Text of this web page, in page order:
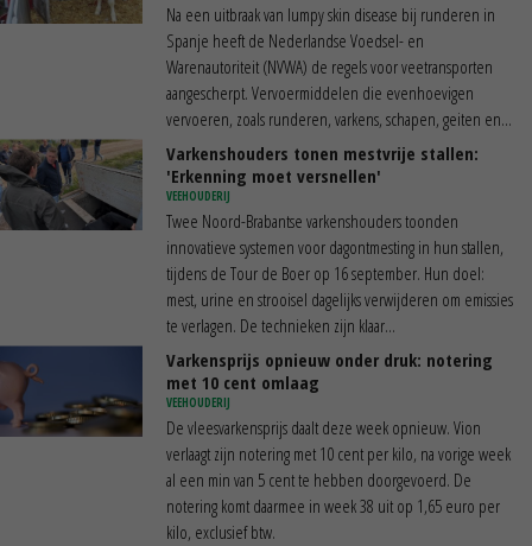
Na een uitbraak van lumpy skin disease bij runderen in
Spanje heeft de Nederlandse Voedsel- en
Warenautoriteit (NVWA) de regels voor veetransporten
aangescherpt. Vervoermiddelen die evenhoevigen
vervoeren, zoals runderen, varkens, schapen, geiten en...
Varkenshouders tonen mestvrije stallen:
'Erkenning moet versnellen'
VEEHOUDERIJ
Twee Noord-Brabantse varkenshouders toonden
innovatieve systemen voor dagontmesting in hun stallen,
tijdens de Tour de Boer op 16 september. Hun doel:
mest, urine en strooisel dagelijks verwijderen om emissies
te verlagen. De technieken zijn klaar...
Varkensprijs opnieuw onder druk: notering
met 10 cent omlaag
VEEHOUDERIJ
De vleesvarkensprijs daalt deze week opnieuw. Vion
verlaagt zijn notering met 10 cent per kilo, na vorige week
al een min van 5 cent te hebben doorgevoerd. De
notering komt daarmee in week 38 uit op 1,65 euro per
kilo, exclusief btw.